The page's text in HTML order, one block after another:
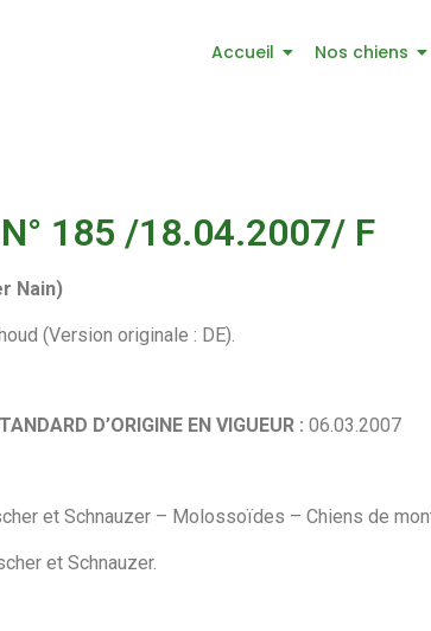
Accueil Nos chiens
185 /18.04.2007/ F
Nain)
(Version originale : DE).
D’ORIGINE EN VIGUEUR : 06.03.2007
et Schnauzer – Molossoïdes – Chiens de
et Schnauzer.